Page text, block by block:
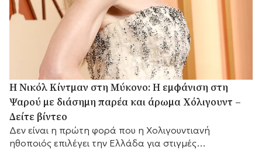
H Νικόλ Κίντμαν στη Μύκονο: Η εμφάνιση στη
Ψαρού με διάσημη παρέα και άρωμα Χόλιγουντ –
Δείτε βίντεο
Δεν είναι η πρώτη φορά που η Χολιγουντιανή
ηθοποιός επιλέγει την Ελλάδα για στιγμές